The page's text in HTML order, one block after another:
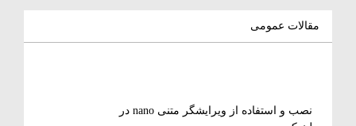
مقالات عمومی
نصب و استفاده از ویرایشگر متنی nano در